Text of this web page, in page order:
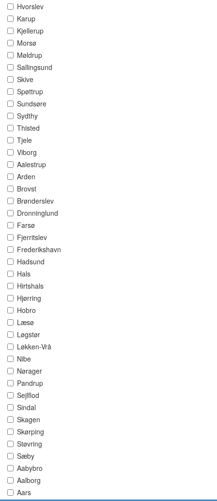
Hvorslev
Karup
Kjellerup
Morsø
Møldrup
Sallingsund
Skive
Spøttrup
Sundsøre
Sydthy
Thisted
Tjele
Viborg
Aalestrup
Arden
Brovst
Brønderslev
Dronninglund
Farsø
Fjerritslev
Frederikshavn
Hadsund
Hals
Hirtshals
Hjørring
Hobro
Læsø
Løgstør
Løkken-Vrå
Nibe
Nørager
Pandrup
Sejlflod
Sindal
Skagen
Skørping
Støvring
Sæby
Aabybro
Aalborg
Aars